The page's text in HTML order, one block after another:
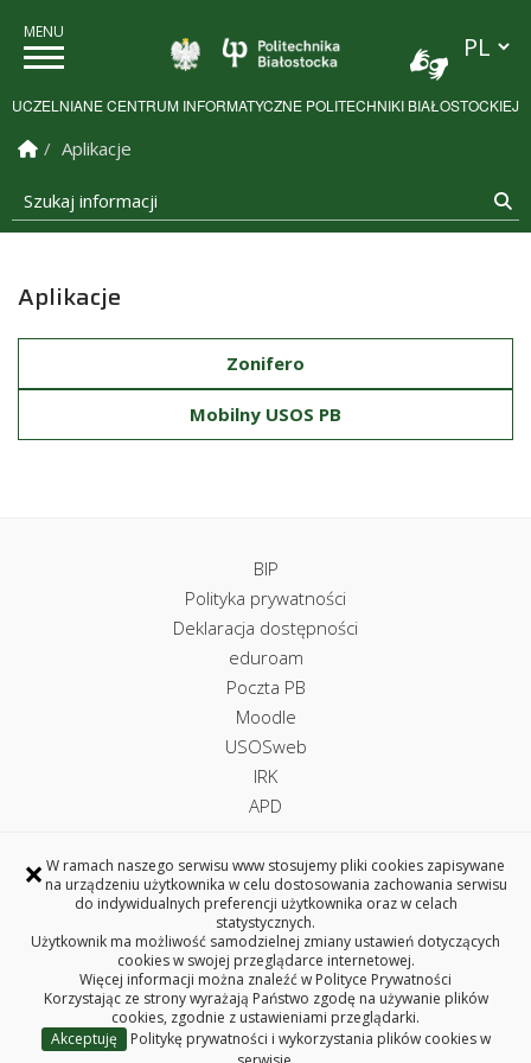
× W ramach naszego serwisu www stosujemy pliki cookies zapisywane
na urządzeniu użytkownika w celu dostosowania zachowania serwisu
do indywidualnych preferencji użytkownika oraz w celach
statystycznych.
Użytkownik ma możliwość samodzielnej zmiany ustawień dotyczących
cookies w swojej przeglądarce internetowej.
Więcej informacji można znaleźć w Polityce Prywatności
Korzystając ze strony wyrażają Państwo zgodę na używanie plików
cookies, zgodnie z ustawieniami przeglądarki.
Akceptuję
Politykę prywatności i wykorzystania plików cookies w
Politechnika
UCZELNIANE CENTRUM INFORMATYCZNE POLITECHNIKI BIAŁOSTOCKIEJ
Strona Główna
Aplikacje
Szukaj informacji
Aplikacje
Zonifero
Mobilny USOS PB
BIP
Polityka prywatności
Deklaracja dostępności
eduroam
Poczta PB
Moodle
USOSweb
IRK
APD
Uczelniane Centrum Informatyczne
ul. Wiejska 45A, 15-351 Białystok
tel. +48 85 746 97 75
e-mail: uci@pb.edu.pl
Copyright © 2026 Politechnika Białostocka